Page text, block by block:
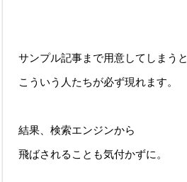
サンプル記事まで用意してしまうと
こういう人たちが必ず現れます。
結果、検索エンジンから
飛ばされることも気付かずに。